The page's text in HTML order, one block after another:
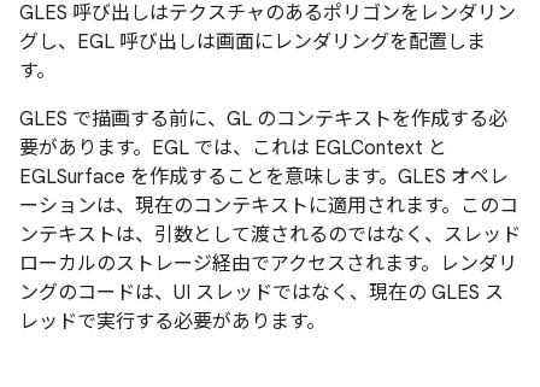
GLES 呼び出しはテクスチャのあるポリゴンをレンダリン
グし、EGL 呼び出しは画面にレンダリングを配置しま
す。
GLES で描画する前に、GL のコンテキストを作成する必
要があります。EGL では、これは EGLContext と
EGLSurface を作成することを意味します。GLES オペレ
ーションは、現在のコンテキストに適用されます。このコ
ンテキストは、引数として渡されるのではなく、スレッド
ローカルのストレージ経由でアクセスされます。レンダリ
ングのコードは、UI スレッドではなく、現在の GLES ス
レッドで実行する必要があります。